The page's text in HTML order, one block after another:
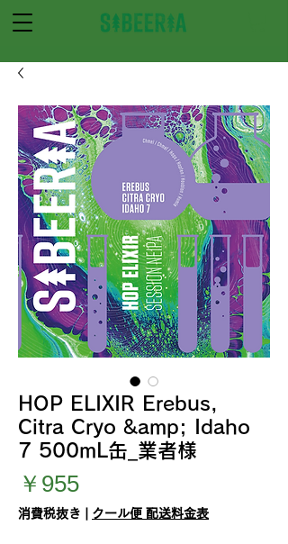
HOP ELIXIR Erebus,
Citra Cryo &amp; Idaho
7 500mL缶_業者様
￥955価
格
消費税抜き クール便 配送料金表